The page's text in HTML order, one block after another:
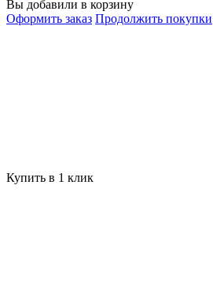
Вы добавили в корзину
Оформить заказ Продолжить покупки
Купить в 1 клик